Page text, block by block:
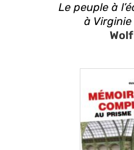
Le peuple à
à